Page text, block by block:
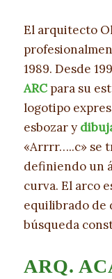
El arquitecto
1989. Desde
ARCpara su
logotipo
esbozar y
«Arrrr…..c» se
definiendo un
curva. El arco
equilibrado de
búsqueda
ARQ.